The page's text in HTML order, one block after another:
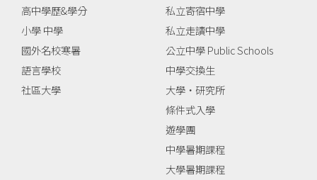
高中學歷&學分
小學 中學
國外名校寒暑
語言學校
社區大學
私立寄宿中學
私立走讀中學
公立中學 Public Schools
中學交換生
大學‧研究所
條件式入學
遊學團
中學暑期課程
大學暑期課程